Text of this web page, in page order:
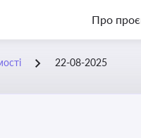
Про
22-08-2025